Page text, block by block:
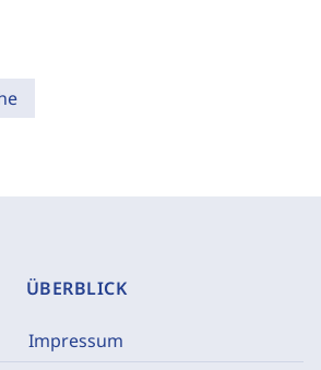
ÜBERBLICK
Impressum